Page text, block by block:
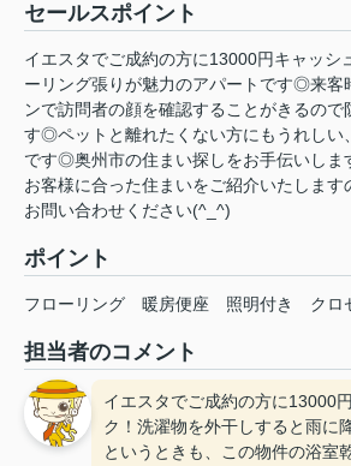
セールスポイント
イエスタでご成約の方に13000円キャッシ
ーリング張りが魅力のアパートです◎来客
ンで訪問者の顔を確認することがきるので
す◎ペットと離れたくない方にもうれしい
です◎奥州市の住まい探しをお手伝いし
お客様に合った住まいをご紹介いたします
お問い合わせください(^_^)
ポイント
フローリング 暖房便座 照明付き クロ
担当者のコメント
イエスタでご成約の方に13000
ク！洗濯物を外干しすると雨に
というときも、この物件の浴室